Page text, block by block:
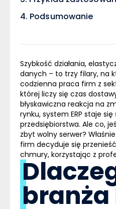
Podsumowanie
Szybkość działania,
danych – to trzy filary, na
codzienna praca firm z
której liczy się czas
błyskawiczna reakcja na
rynku, system ERP staje
przedsiębiorstwa. Ale co,
zbyt wolny serwer?
firm decyduje się
chmury, korzystając z
branża